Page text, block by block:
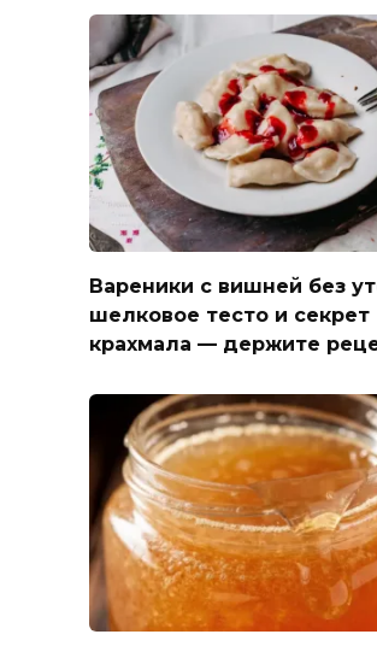
Вареники с вишней без
шелковое тесто и секрет
крахмала — держите